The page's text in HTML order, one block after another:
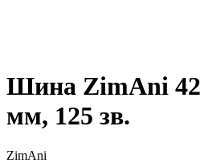
Шина ZimAni
мм, 125 зв.
ZimAni